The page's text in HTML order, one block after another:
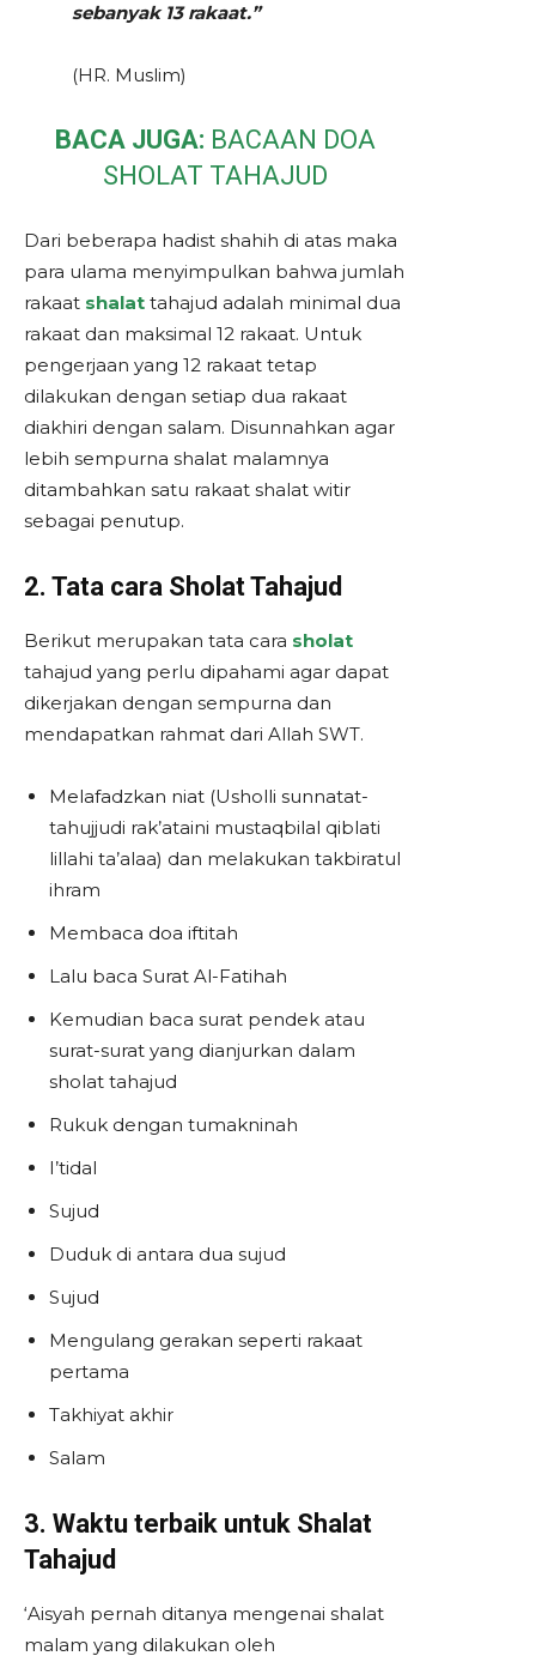
sebanyak 13 rakaat.”
(HR. Muslim)
BACA JUGA: BACAAN DOA
SHOLAT TAHAJUD
Dari beberapa hadist shahih di atas maka
para ulama menyimpulkan bahwa jumlah
rakaat shalat tahajud adalah minimal dua
rakaat dan maksimal 12 rakaat. Untuk
pengerjaan yang 12 rakaat tetap
dilakukan dengan setiap dua rakaat
diakhiri dengan salam. Disunnahkan agar
lebih sempurna shalat malamnya
ditambahkan satu rakaat shalat witir
sebagai penutup.
2. Tata cara Sholat Tahajud
Berikut merupakan tata cara sholat
tahajud yang perlu dipahami agar dapat
dikerjakan dengan sempurna dan
mendapatkan rahmat dari Allah SWT.
Melafadzkan niat (Usholli sunnatat-
tahujjudi rak’ataini mustaqbilal qiblati
lillahi ta’alaa) dan melakukan takbiratul
ihram
Membaca doa iftitah
Lalu baca Surat Al-Fatihah
Kemudian baca surat pendek atau
surat-surat yang dianjurkan dalam
sholat tahajud
Rukuk dengan tumakninah
I’tidal
Sujud
Duduk di antara dua sujud
Sujud
Mengulang gerakan seperti rakaat
pertama
Takhiyat akhir
Salam
3. Waktu terbaik untuk Shalat
Tahajud
‘Aisyah pernah ditanya mengenai shalat
malam yang dilakukan oleh